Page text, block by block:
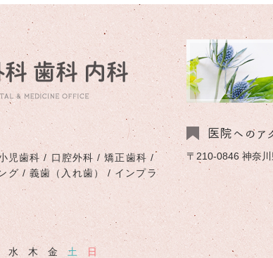
児歯科 / 口腔外科 / 矯正歯科 /
グ / 義歯（入れ歯） / インプラ
水 木 金 土 日
医院へのア
〒210-0846 神奈